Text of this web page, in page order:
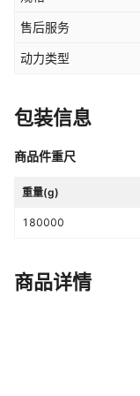
售后服务
动力类型
包装信息
商品件重尺
重量(g)
180000
商品详情